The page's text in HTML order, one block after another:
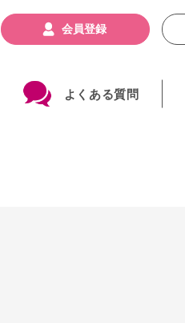
よくある質問
会員登録